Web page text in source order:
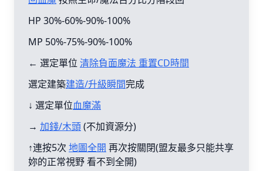
HP 30%-60%-90%-100%
MP 50%-75%-90%-100%
← 選定單位 清除負面魔法 重置CD時間
選定建築建造/升級瞬間完成
↓ 選定單位血魔滿
→ 加錢/木頭(不加資源分)
↑連按5次 地圖全開 再次按關閉(盟友最多只能共享
妳的正常視野 看不到全開)